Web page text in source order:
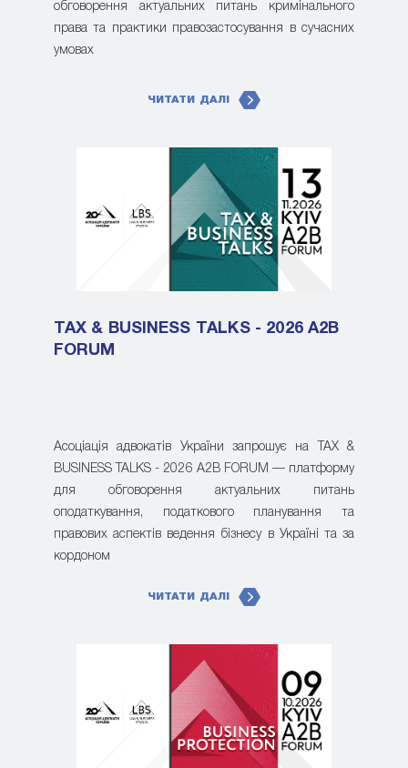
обговорення актуальних питань кримінального
права та практики правозастосування в сучасних
умовах
ЧИТАТИ ДАЛІ
TAX & BUSINESS TALKS - 2026 A2B
FORUM
Асоціація адвокатів України запрошує на TAX &
BUSINESS TALKS - 2026 A2B FORUM — платформу
для обговорення актуальних питань
оподаткування, податкового планування та
правових аспектів ведення бізнесу в Україні та за
кордоном
ЧИТАТИ ДАЛІ